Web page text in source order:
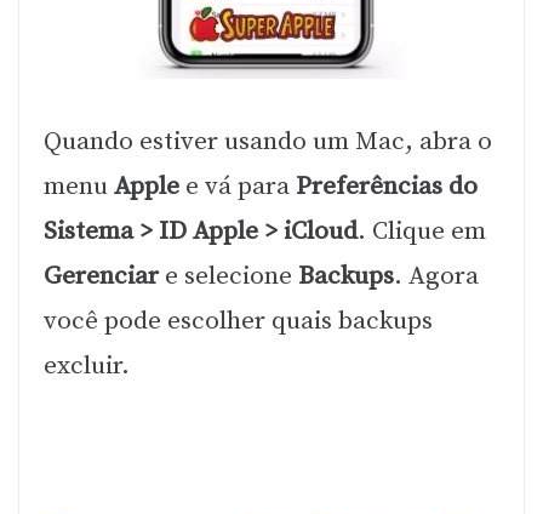
Quando estiver usando um Mac, abra o
menuApple e vá para Preferências do
Sistema > ID Apple > iCloud. Clique em
Gerenciare selecione Backups. Agora
você pode escolher quais backups
excluir.